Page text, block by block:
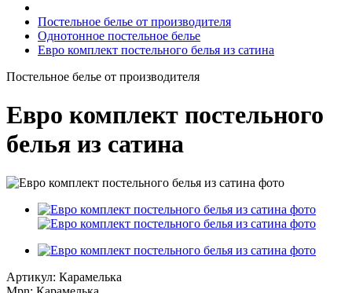
Постельное белье от производителя
Однотонное постельное белье
Евро комплект постельного белья из сатина
Постельное белье от производителя
Евро комплект постельного
белья из сатина
Артикул: Карамелька